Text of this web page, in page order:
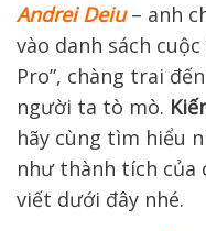
Andrei Deiu– anh
vào danh sách
Pro”, chàng trai
người ta tò mò.
hãy cùng tìm hiểu
như thành tích của
viết dưới đây nhé.